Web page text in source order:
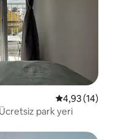
5 üzerinden
4,93 (14)
Ücretsiz park yeri